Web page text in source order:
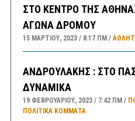
ΣΤΟ ΚΕΝΤΡΟ ΤΗΣ
ΑΓΩΝΑ ΔΡΟΜΟΥ
15 ΜΑΡΤΊΟΥ, 2023 8:17 ΠΜ
ΑΝΔΡΟΥΛΑΚΗΣ : ΣΤΟ
ΔΥΝΑΜΙΚΑ
19 ΦΕΒΡΟΥΑΡΊΟΥ, 2023 7:42 ΠΜ
ΠΟΛΙΤΙΚΆ ΚΌΜΜΑΤΑ